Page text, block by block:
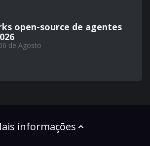
open-source de agentes
de Agosto
informações